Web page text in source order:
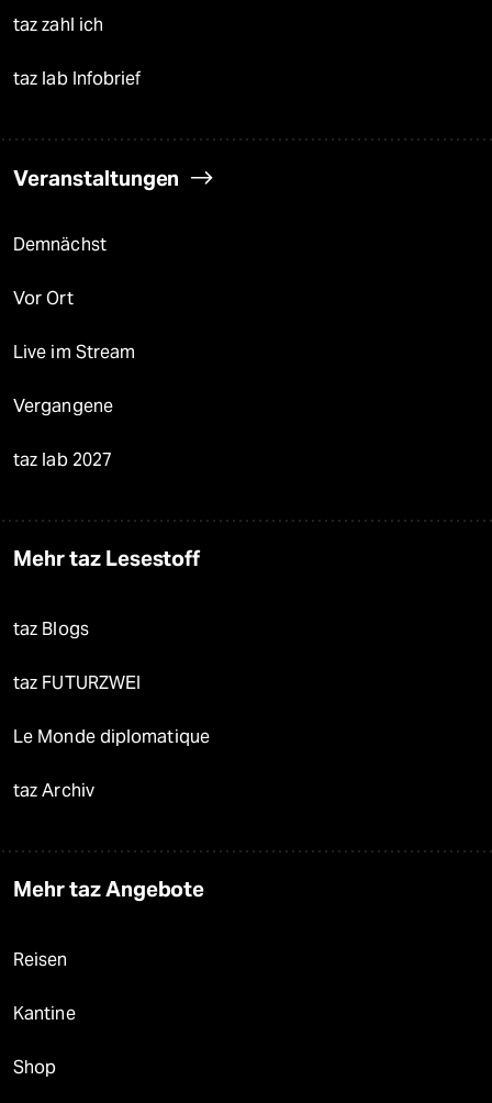
taz zahl ich
taz lab Infobrief
Veranstaltungen
Demnächst
Vor Ort
Live im Stream
Vergangene
taz lab 2027
Mehr taz Lesestoff
taz Blogs
taz FUTURZWEI
Le Monde diplomatique
taz Archiv
Mehr taz Angebote
Reisen
Kantine
Shop